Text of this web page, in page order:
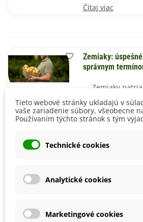
Čítaj viac
Zemiaky:
správnym
Zemiaky
slovenských
Univerzálny
Úspešné
Tieto webové stránky ukladajú v
vaše zariadenie súbory, všeobecne
Používaním týchto stránok s tým
Technické cookies
Analytické cookies
Marketingové cookies